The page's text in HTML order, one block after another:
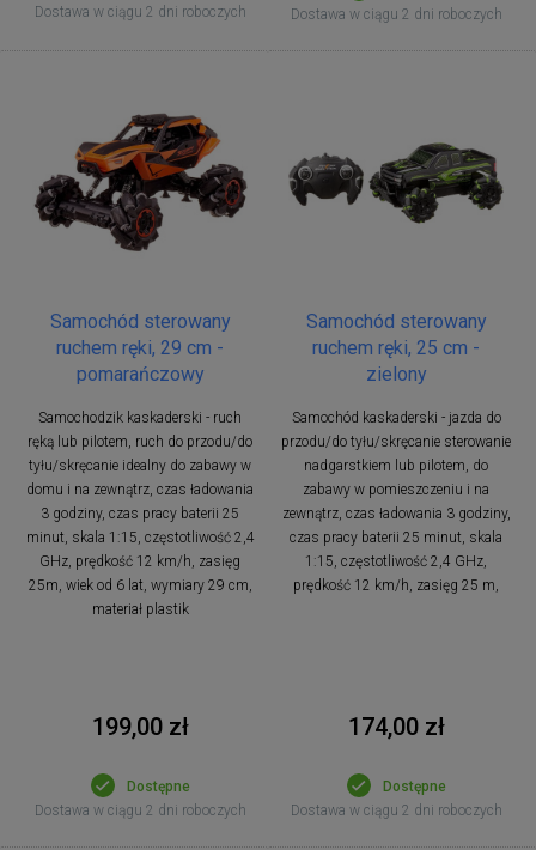
Dostawa w ciągu 2 dni roboczych
Dostawa w ciągu 2 dni roboczych
Samochód sterowany
ruchem ręki, 29 cm -
pomarańczowy
Samochodzik kaskaderski - ruch
ręką lub pilotem, ruch do przodu/do
tyłu/skręcanie idealny do zabawy w
domu i na zewnątrz, czas ładowania
3 godziny, czas pracy baterii 25
minut, skala 1:15, częstotliwość 2,4
GHz, prędkość 12 km/h, zasięg
25m, wiek od 6 lat, wymiary 29 cm,
materiał plastik
199,00 zł
Dostępne
Dostawa w ciągu 2 dni roboczych
Samochód sterowany
ruchem ręki, 25 cm -
zielony
Samochód kaskaderski - jazda do
przodu/do tyłu/skręcanie sterowanie
nadgarstkiem lub pilotem, do
zabawy w pomieszczeniu i na
zewnątrz, czas ładowania 3 godziny,
czas pracy baterii 25 minut, skala
1:15, częstotliwość 2,4 GHz,
prędkość 12 km/h, zasięg 25 m,
174,00 zł
Dostępne
Dostawa w ciągu 2 dni roboczych